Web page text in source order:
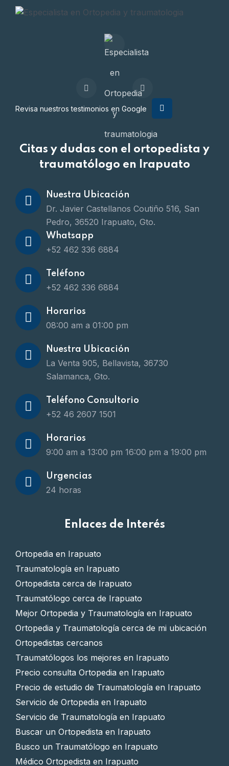
Revisa nuestros testimonios en Google
Citas y dudas con el ortopedista y
traumatólogo en Irapuato
Nuestra Ubicación
Dr. Javier Castellanos Coutiño 516, San
Pedro, 36520 Irapuato, Gto.
Whatsapp
+52 462 336 6884
Teléfono
+52 462 336 6884
Horarios
08:00 am a 01:00 pm
Nuestra Ubicación
La Venta 905, Bellavista, 36730
Salamanca, Gto.
Teléfono Consultorio
+52 46 2607 1501
Horarios
9:00 am a 13:00 pm 16:00 pm a 19:00 pm
Urgencias
24 horas
Enlaces de Interés
Ortopedia en Irapuato
Traumatología en Irapuato
Ortopedista cerca de Irapuato
Traumatólogo cerca de Irapuato
Mejor Ortopedia y Traumatología en Irapuato
Ortopedia y Traumatología cerca de mi ubicación
Ortopedistas cercanos
Traumatólogos los mejores en Irapuato
Precio consulta Ortopedia en Irapuato
Precio de estudio de Traumatología en Irapuato
Servicio de Ortopedia en Irapuato
Servicio de Traumatología en Irapuato
Buscar un Ortopedista en Irapuato
Busco un Traumatólogo en Irapuato
Médico Ortopedista en Irapuato